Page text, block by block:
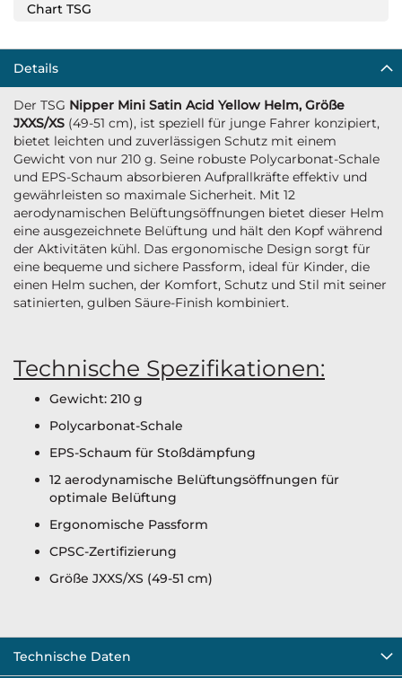
Chart TSG
Details
Der TSG Nipper Mini Satin Acid Yellow Helm, Größe
JXXS/XS (49-51 cm), ist speziell für junge Fahrer konzipiert,
bietet leichten und zuverlässigen Schutz mit einem
Gewicht von nur 210 g. Seine robuste Polycarbonat-Schale
und EPS-Schaum absorbieren Aufprallkräfte effektiv und
gewährleisten so maximale Sicherheit. Mit 12
aerodynamischen Belüftungsöffnungen bietet dieser Helm
eine ausgezeichnete Belüftung und hält den Kopf während
der Aktivitäten kühl. Das ergonomische Design sorgt für
eine bequeme und sichere Passform, ideal für Kinder, die
einen Helm suchen, der Komfort, Schutz und Stil mit seiner
satinierten, gulben Säure-Finish kombiniert.
Technische Spezifikationen:
Gewicht: 210 g
Polycarbonat-Schale
EPS-Schaum für Stoßdämpfung
12 aerodynamische Belüftungsöffnungen für
optimale Belüftung
Ergonomische Passform
CPSC-Zertifizierung
Größe JXXS/XS (49-51 cm)
Technische Daten